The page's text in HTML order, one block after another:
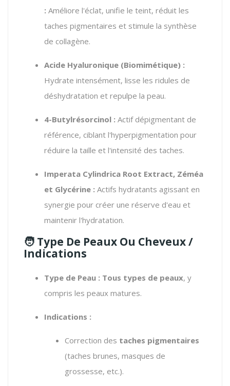
: Améliore l'éclat, unifie le teint, réduit les
taches pigmentaires et stimule la synthèse
de collagène.
Acide Hyaluronique (Biomimétique) :
Hydrate intensément, lisse les ridules de
déshydratation et repulpe la peau.
4-Butylrésorcinol : Actif dépigmentant de
référence, ciblant l'hyperpigmentation pour
réduire la taille et l'intensité des taches.
Imperata Cylindrica Root Extract, Zéméa
et Glycérine : Actifs hydratants agissant en
synergie pour créer une réserve d'eau et
maintenir l'hydratation.
🧑 Type De Peaux Ou Cheveux /
Indications
Type de Peau : Tous types de peaux, y
compris les peaux matures.
Indications :
Correction des taches pigmentaires
(taches brunes, masques de
grossesse, etc.).